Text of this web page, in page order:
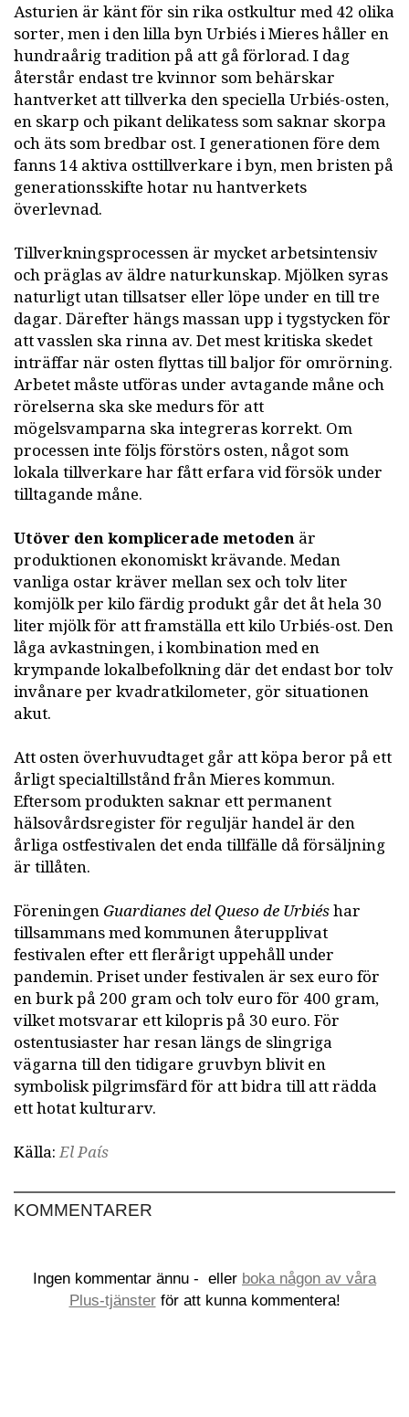
Asturien är känt för sin rika ostkultur med 42 olika
sorter, men i den lilla byn Urbiés i Mieres håller en
hundraårig tradition på att gå förlorad. I dag
återstår endast tre kvinnor som behärskar
hantverket att tillverka den speciella Urbiés-osten,
en skarp och pikant delikatess som saknar skorpa
och äts som bredbar ost. I generationen före dem
fanns 14 aktiva osttillverkare i byn, men bristen på
generationsskifte hotar nu hantverkets
överlevnad.
Tillverkningsprocessen är mycket arbetsintensiv
och präglas av äldre naturkunskap. Mjölken syras
naturligt utan tillsatser eller löpe under en till tre
dagar. Därefter hängs massan upp i tygstycken för
att vasslen ska rinna av. Det mest kritiska skedet
inträffar när osten flyttas till baljor för omrörning.
Arbetet måste utföras under avtagande måne och
rörelserna ska ske medurs för att
mögelsvamparna ska integreras korrekt. Om
processen inte följs förstörs osten, något som
lokala tillverkare har fått erfara vid försök under
tilltagande måne.
Utöver den komplicerade metoden är
produktionen ekonomiskt krävande. Medan
vanliga ostar kräver mellan sex och tolv liter
komjölk per kilo färdig produkt går det åt hela 30
liter mjölk för att framställa ett kilo Urbiés-ost. Den
låga avkastningen, i kombination med en
krympande lokalbefolkning där det endast bor tolv
invånare per kvadratkilometer, gör situationen
akut.
Att osten överhuvudtaget går att köpa beror på ett
årligt specialtillstånd från Mieres kommun.
Eftersom produkten saknar ett permanent
hälsovårdsregister för reguljär handel är den
årliga ostfestivalen det enda tillfälle då försäljning
är tillåten.
Föreningen Guardianes del Queso de Urbiéshar
tillsammans med kommunen återupplivat
festivalen efter ett flerårigt uppehåll under
pandemin. Priset under festivalen är sex euro för
en burk på 200 gram och tolv euro för 400 gram,
vilket motsvarar ett kilopris på 30 euro. För
ostentusiaster har resan längs de slingriga
vägarna till den tidigare gruvbyn blivit en
symbolisk pilgrimsfärd för att bidra till att rädda
ett hotat kulturarv.
Källa:El País
KOMMENTARER
Ingen kommentar ännu - eller boka någon av våra
Plus-tjänsterför att kunna kommentera!